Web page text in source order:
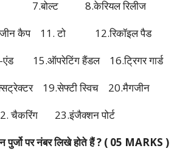
7.बोल्ट 8.केरियल रिलीज
कैप 11. टो 12.रिकॉइल पैड
एंड 15.ऑपरेटिंग हैंडल 16.ट्रिगर गार्ड
19.सेफ्टी स्विच 20.मैगजीन
चैकरिंग 23.इंजैक्शन पोर्ट
पर नंबर लिखे होते हैं ? ( 05 MARKS )